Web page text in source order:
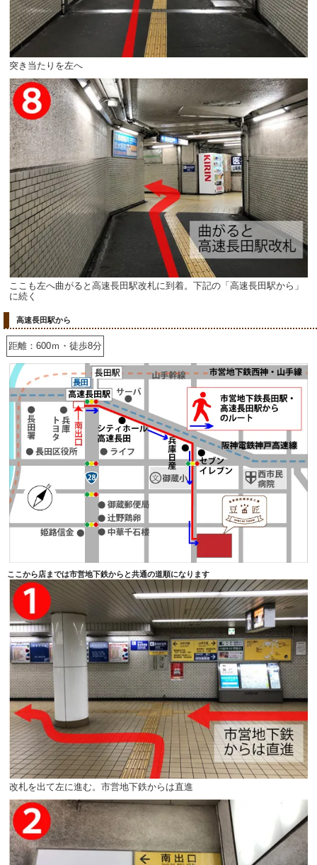
突き当たりを左へ
ここも左へ曲がると高速長田駅改札に到着。下記の「高速長田駅から」
に続く
高速長田駅から
距離：600ｍ・徒歩8分
ここから店までは市営地下鉄からと共通の道順になります
改札を出て左に進む。市営地下鉄からは直進